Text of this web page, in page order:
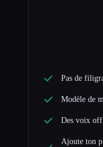
Pas de
Modèle de
Des voix
Ajoute ton